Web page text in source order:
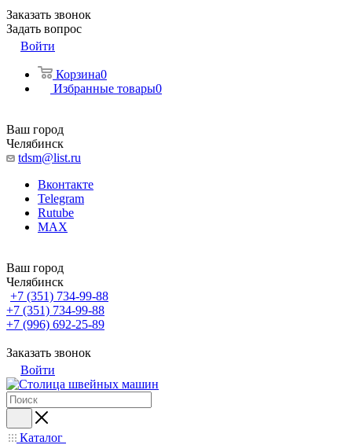
Заказать звонок
Задать вопрос
Войти
Корзина0
Избранные товары0
Ваш город
Челябинск
tdsm@list.ru
Вконтакте
Telegram
Rutube
MAX
Ваш город
Челябинск
+7 (351) 734-99-88
+7 (351) 734-99-88
+7 (996) 692-25-89
Заказать звонок
Войти
Каталог